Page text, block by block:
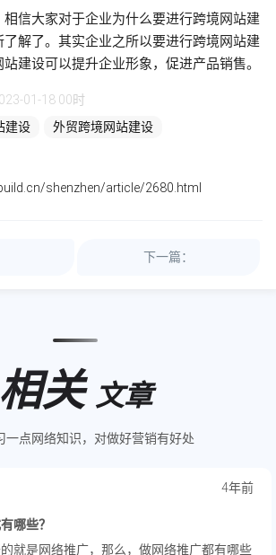
信大家对于企业为什么要进行跨境网站建
解了。其实企业之所以要进行跨境网站建
建设可以提升企业形象，促进产品销售。
01-18 00时
建设
外贸跨境网站建设
shenzhen/article/2680.html
下一篇：
相关 文章
一点网络知识，对做好营销有好处
4年前
哪些？
就是网络推广，那么，做网络推广都有哪些